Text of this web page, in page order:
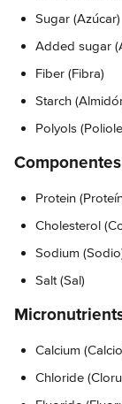
Sugar (Azúcar)
Added sugar
Fiber (Fibra)
Starch
Polyols
Protein
Cholesterol
Sodium
Salt (Sal)
Calcium
Chloride